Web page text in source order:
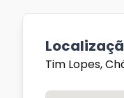
Tim Lopes,